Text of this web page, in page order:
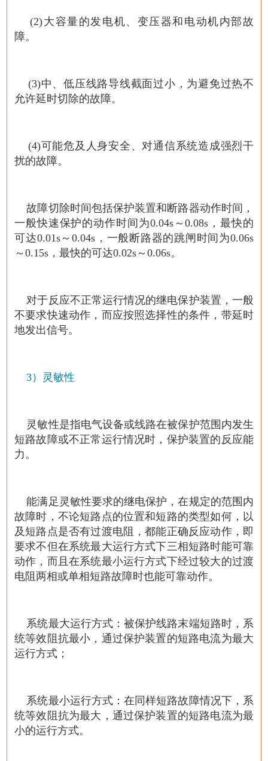
(2)大容量的发电机、变压器和电动机内部故
障。
(3)中、低压线路导线截面过小，为避免过热不
允许延时切除的故障。
(4)可能危及人身安全、对通信系统造成强烈干
扰的故障。
故障切除时间包括保护装置和断路器动作时间，
一般快速保护的动作时间为0.04s～0.08s，最快的
可达0.01s～0.04s，一般断路器的跳闸时间为0.06s
～0.15s，最快的可达0.02s～0.06s。
对于反应不正常运行情况的继电保护装置，一般
不要求快速动作，而应按照选择性的条件，带延时
地发出信号。
3）灵敏性
灵敏性是指电气设备或线路在被保护范围内发生
短路故障或不正常运行情况时，保护装置的反应能
力。
能满足灵敏性要求的继电保护，在规定的范围内
故障时，不论短路点的位置和短路的类型如何，以
及短路点是否有过渡电阻，都能正确反应动作，即
要求不但在系统最大运行方式下三相短路时能可靠
动作，而且在系统最小运行方式下经过较大的过渡
电阻两相或单相短路故障时也能可靠动作。
系统最大运行方式：被保护线路末端短路时，系
统等效阻抗最小，通过保护装置的短路电流为最大
运行方式；
系统最小运行方式：在同样短路故障情况下，系
统等效阻抗为最大，通过保护装置的短路电流为最
小的运行方式。